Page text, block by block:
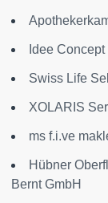
Idee
Swiss Life
XOLARIS
ms f.i.ve
Hübner
Bernt GmbH